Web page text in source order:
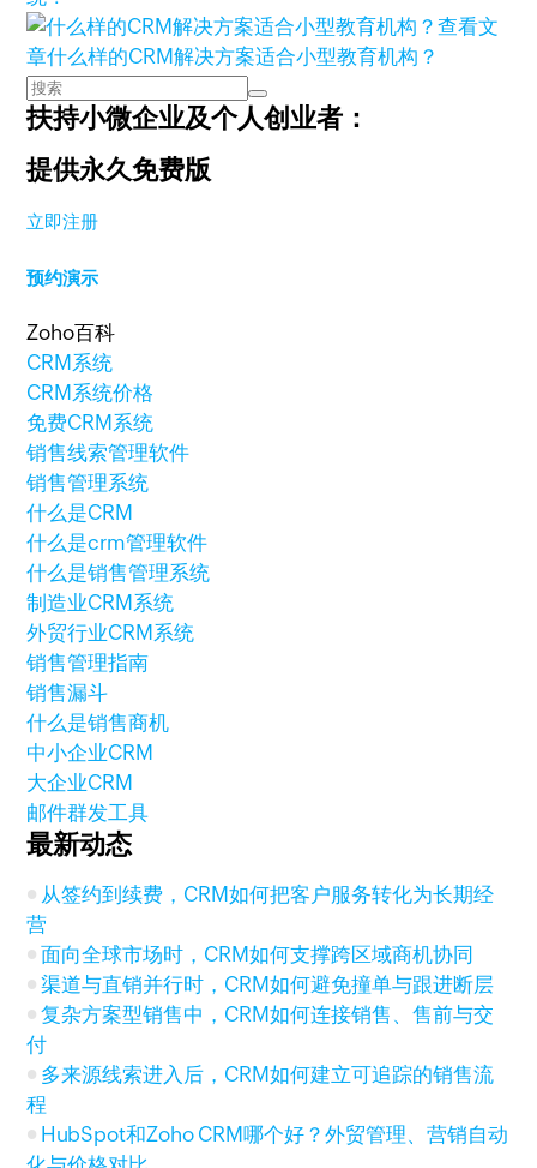
查看文
章什么样的CRM解决方案适合小型教育机构？
扶持小微企业及个人创业者：
提供永久免费版
立即注册
预约演示
Zoho百科
CRM系统
CRM系统价格
免费CRM系统
销售线索管理软件
销售管理系统
什么是CRM
什么是crm管理软件
什么是销售管理系统
制造业CRM系统
外贸行业CRM系统
销售管理指南
销售漏斗
什么是销售商机
中小企业CRM
大企业CRM
邮件群发工具
最新动态
从签约到续费，CRM如何把客户服务转化为长期经
营
面向全球市场时，CRM如何支撑跨区域商机协同
渠道与直销并行时，CRM如何避免撞单与跟进断层
复杂方案型销售中，CRM如何连接销售、售前与交
付
多来源线索进入后，CRM如何建立可追踪的销售流
程
HubSpot和Zoho CRM哪个好？外贸管理、营销自动